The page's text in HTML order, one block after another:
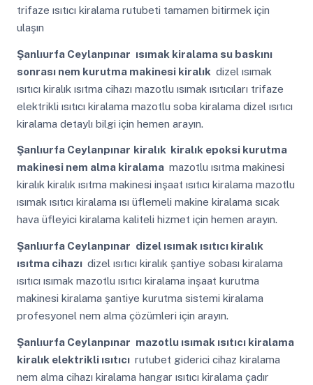
trifaze ısıtıcı kiralama rutubeti tamamen bitirmek için
ulaşın
Şanlıurfa Ceylanpınar ısımak kiralama su baskını
sonrası nem kurutma makinesi kiralık dizel ısımak
ısıtıcı kiralık ısıtma cihazı mazotlu ısımak ısıtıcıları trifaze
elektrikli ısıtıcı kiralama mazotlu soba kiralama dizel ısıtıcı
kiralama detaylı bilgi için hemen arayın.
Şanlıurfa Ceylanpınar kiralık kiralık epoksi kurutma
makinesi nem alma kiralama mazotlu ısıtma makinesi
kiralık kiralık ısıtma makinesi inşaat ısıtıcı kiralama mazotlu
ısımak ısıtıcı kiralama ısı üflemeli makine kiralama sıcak
hava üfleyici kiralama kaliteli hizmet için hemen arayın.
Şanlıurfa Ceylanpınar dizel ısımak ısıtıcı kiralık
ısıtma cihazı dizel ısıtıcı kiralık şantiye sobası kiralama
ısıtıcı ısımak mazotlu ısıtıcı kiralama inşaat kurutma
makinesi kiralama şantiye kurutma sistemi kiralama
profesyonel nem alma çözümleri için arayın.
Şanlıurfa Ceylanpınar mazotlu ısımak ısıtıcı kiralama
kiralık elektrikli ısıtıcı rutubet giderici cihaz kiralama
nem alma cihazı kiralama hangar ısıtıcı kiralama çadır